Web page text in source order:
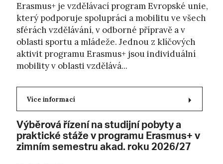
Erasmus+ je vzdělávací program Evropské unie,
který podporuje spolupráci a mobilitu ve všech
sférách vzdělávání, v odborné přípravě a v
oblasti sportu a mládeže. Jednou z klíčových
aktivit programu Erasmus+ jsou individuální
mobility v oblasti vzdělává...
Více informací
Výběrová řízení na studijní pobyty a
praktické stáže v programu Erasmus+ v
zimním semestru akad. roku 2026/27